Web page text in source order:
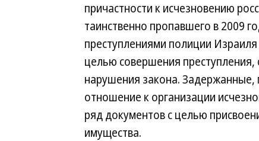
причастности к исчезновению
таинственно пропавшего в 2009
преступлениями полиции
целью совершения
нарушения закона.
отношение к организации
ряд документов с целью
имущества.